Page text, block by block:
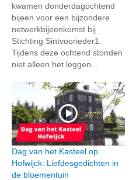
kwamen donderdagochtend
bijeen voor een bijzondere
netwerkbijeenkomst bij
Stichting Sintvoorieder1.
Tijdens deze ochtend stonden
niet alleen het leggen...
Dag van het Kasteel op
Hofwijck: Liefdesgedichten in
de bloementuin